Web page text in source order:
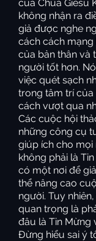
của Chúa Giêsu
không nhận ra
giả được nghe
cách cách
của bản thân và
người tốt hơn.
việc quét sạch
trong tâm trí của
cách vượt qua
Các cuộc hội
những công cụ
giúp ích cho mọi
không phải là
có một nơi để
thể nâng cao
người. Tuy
quan trọng là
đâu là Tin Mừng
Đừng hiểu sai ý